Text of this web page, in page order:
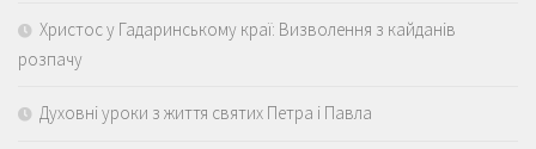
Христос у Гадаринському краї: Визволення з кайданів
розпачу
Духовні уроки з життя святих Петра і Павла